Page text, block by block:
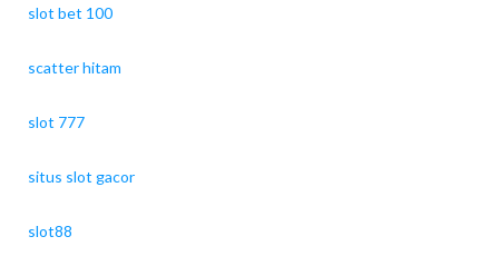
slot bet 100
scatter hitam
slot 777
situs slot gacor
slot88